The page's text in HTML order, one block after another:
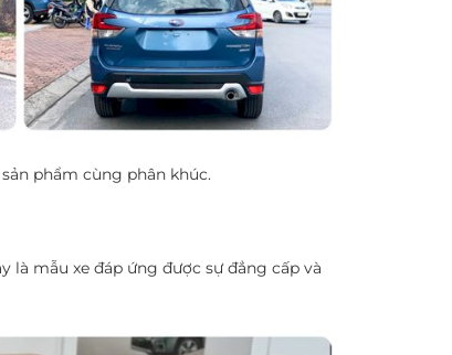
phẩm cùng phân khúc.
là mẫu xe đáp ứng được sự đẳng cấp và